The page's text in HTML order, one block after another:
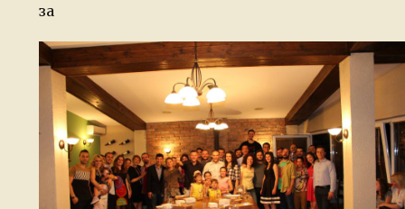
за